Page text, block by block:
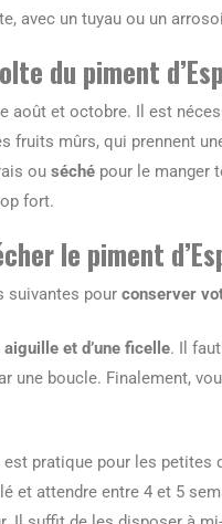
avec un tuyau ou un
du piment
août et octobre. Il est
fruits mûrs, qui prennent
ou séché pour le manger
fort.
le piment
suivantes pour conserver
aiguille et d’une ficelle. Il
une boucle. Finalement,
pratique pour les
et attendre entre 4 et 5